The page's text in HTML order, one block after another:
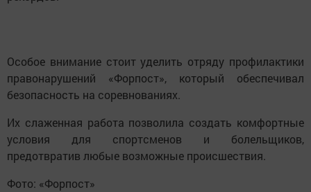
Особое внимание стоит уделить отряду профилактики
правонарушений «Форпост», который обеспечивал
безопасность на соревнованиях.
Их слаженная работа позволила создать комфортные
условия для спортсменов и болельщиков,
предотвратив любые возможные происшествия.
Фото: «Форпост»